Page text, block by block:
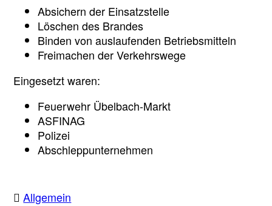
Absichern der Einsatzstelle
Löschen des Brandes
Binden von auslaufenden Betriebsmitteln
Freimachen der Verkehrswege
Eingesetzt waren:
Feuerwehr Übelbach-Markt
ASFINAG
Polizei
Abschleppunternehmen
Allgemein